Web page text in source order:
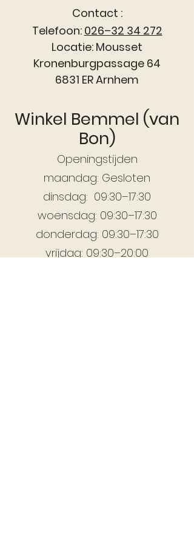
Contact :
Telefoon: 026–32 34 272
Locatie: Mousset
Kronenburgpassage 64
6831 ER Arnhem
Winkel Bemmel (van
Bon)
Openingstijden
maandag: Gesloten
dinsdag: 09:30–17:30
woensdag: 09:30–17:30
donderdag: 09:30–17:30
vrijdag: 09:30–20:00